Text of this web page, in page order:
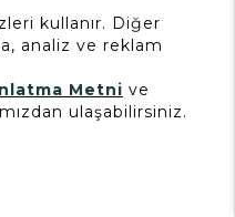
kullanır. Diğer
analiz ve reklam
Metni ve
ulaşabilirsiniz.
ve dava
18:06